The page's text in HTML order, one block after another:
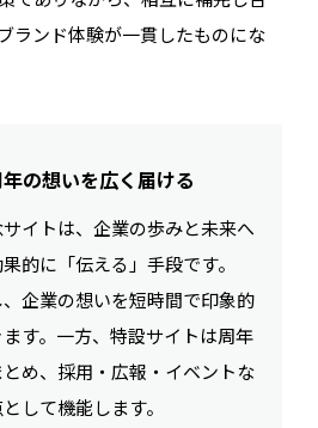
ランド体験が一貫したものにな
の想いを広く届ける
イトは、企業の歩みと未来へ
的に「伝える」手段です。
企業の想いを短時間で印象的
す。一方、特設サイトは周年
め、採用・広報・イベントな
して機能します。